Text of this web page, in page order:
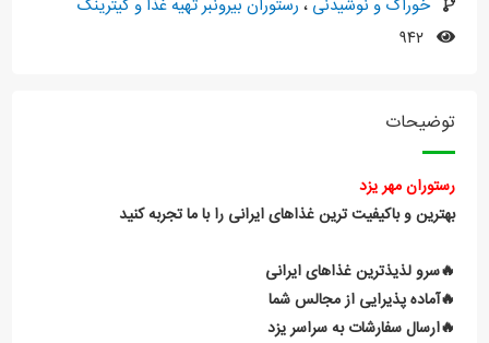
خوراک و نوشیدنی، رستوران بیرونبر تهیه غذا و کیترینگ
۹۴۲
توضیحات
رستوران مهر یزد
بهترین و باکیفیت ترین غذاهای ایرانی را با ما تجربه کنید
🔥سرو لذیذترین غذاهای ایرانی
🔥آماده پذیرایی از مجالس شما
🔥ارسال سفارشات به سراسر یزد